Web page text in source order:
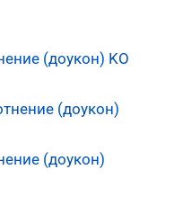
(доукон) KO
(доукон)